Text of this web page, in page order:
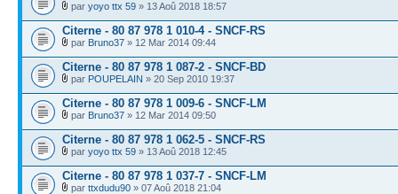
par yoyo ttx 59 » 13 Aoû 2018 18:57
Citerne - 80 87 978 1 010-4 - SNCF-RS
par Bruno37 » 12 Mar 2014 09:44
Citerne - 80 87 978 1 087-2 - SNCF-BD
par POUPELAIN » 20 Sep 2010 19:37
Citerne - 80 87 978 1 009-6 - SNCF-LM
par Bruno37 » 12 Mar 2014 09:50
Citerne - 80 87 978 1 062-5 - SNCF-RS
par yoyo ttx 59 » 13 Aoû 2018 12:45
Citerne - 80 87 978 1 037-7 - SNCF-LM
par ttxdudu90 » 07 Aoû 2018 21:04